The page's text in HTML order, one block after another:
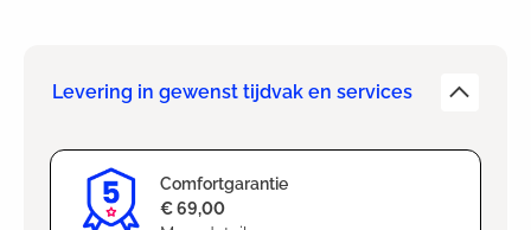
Levering in gewenst tijdvak en services
Comfortgarantie
€ 69,00